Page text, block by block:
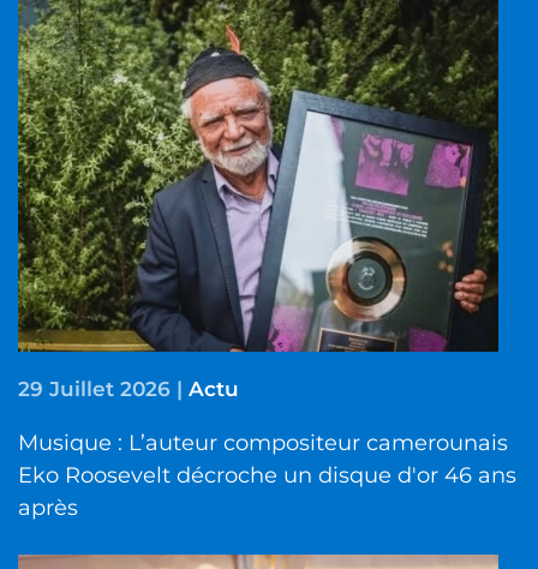
29 Juillet 2026 | Actu
Musique : L’auteur compositeur camerounais
Eko Roosevelt décroche un disque d'or 46 ans
après